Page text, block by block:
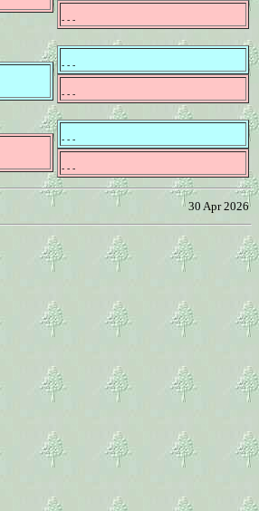
- - -
- - -
- - -
- - -
- - -
30 Apr 2026